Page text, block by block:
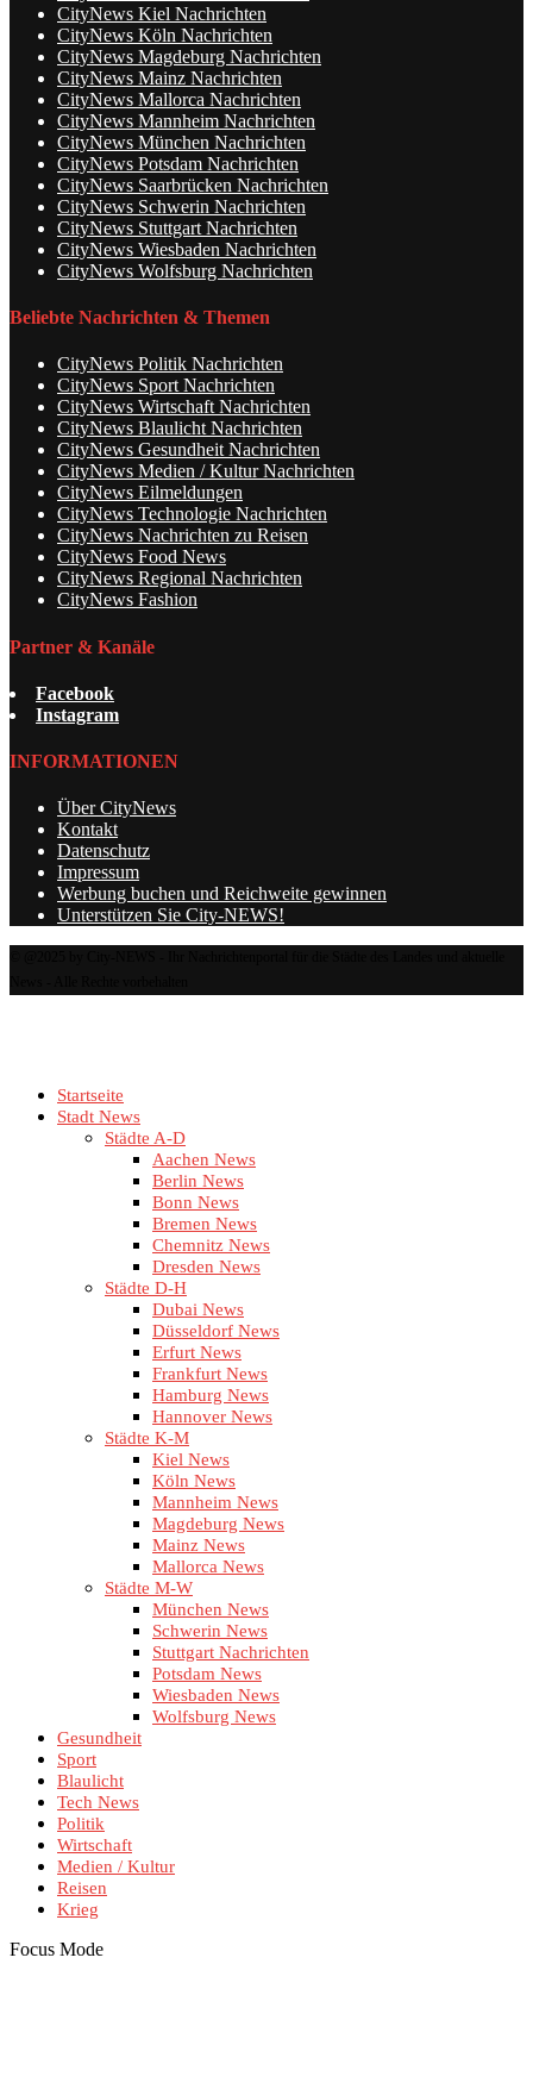
CityNews Kiel Nachrichten
CityNews Köln Nachrichten
CityNews Magdeburg Nachrichten
CityNews Mainz Nachrichten
CityNews Mallorca Nachrichten
CityNews Mannheim Nachrichten
CityNews München Nachrichten
CityNews Potsdam Nachrichten
CityNews Saarbrücken Nachrichten
CityNews Schwerin Nachrichten
CityNews Stuttgart Nachrichten
CityNews Wiesbaden Nachrichten
CityNews Wolfsburg Nachrichten
Beliebte Nachrichten & Themen
CityNews Politik Nachrichten
CityNews Sport Nachrichten
CityNews Wirtschaft Nachrichten
CityNews Blaulicht Nachrichten
CityNews Gesundheit Nachrichten
CityNews Medien / Kultur Nachrichten
CityNews Eilmeldungen
CityNews Technologie Nachrichten
CityNews Nachrichten zu Reisen
CityNews Food News
CityNews Regional Nachrichten
CityNews Fashion
Partner & Kanäle
Facebook
Instagram
INFORMATIONEN
Über CityNews
Kontakt
Datenschutz
Impressum
Werbung buchen und Reichweite gewinnen
Unterstützen Sie City-NEWS!
Startseite
Stadt News
Städte A-D
Aachen News
Berlin News
Bonn News
Bremen News
Chemnitz News
Dresden News
Städte D-H
Dubai News
Düsseldorf News
Erfurt News
Frankfurt News
Hamburg News
Hannover News
Städte K-M
Kiel News
Köln News
Mannheim News
Magdeburg News
Mainz News
Mallorca News
Städte M-W
München News
Schwerin News
Stuttgart Nachrichten
Potsdam News
Wiesbaden News
Wolfsburg News
Gesundheit
Sport
Blaulicht
Tech News
Politik
Wirtschaft
Medien / Kultur
Reisen
Krieg
Focus Mode